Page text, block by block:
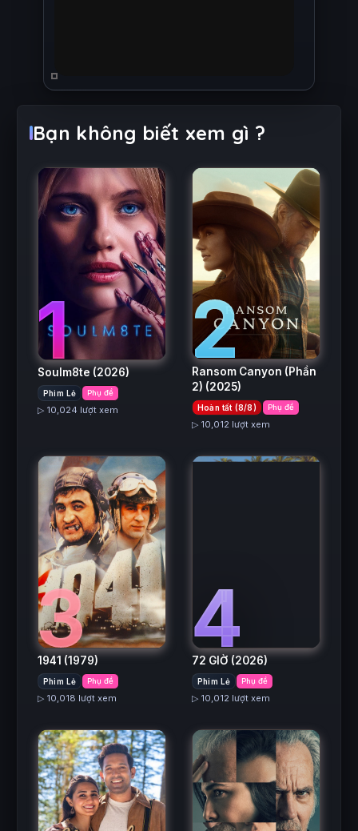
Bạn không biết xem gì ?
1
Soulm8te (2026)
Phim Lẻ Phụ đề
▷ 10,024 lượt xem
2
Ransom Canyon (Phần
2) (2025)
Hoàn tất (8/8) Phụ đề
▷ 10,012 lượt xem
3
1941 (1979)
Phim Lẻ Phụ đề
▷ 10,018 lượt xem
4
72 GIỜ (2026)
Phim Lẻ Phụ đề
▷ 10,012 lượt xem